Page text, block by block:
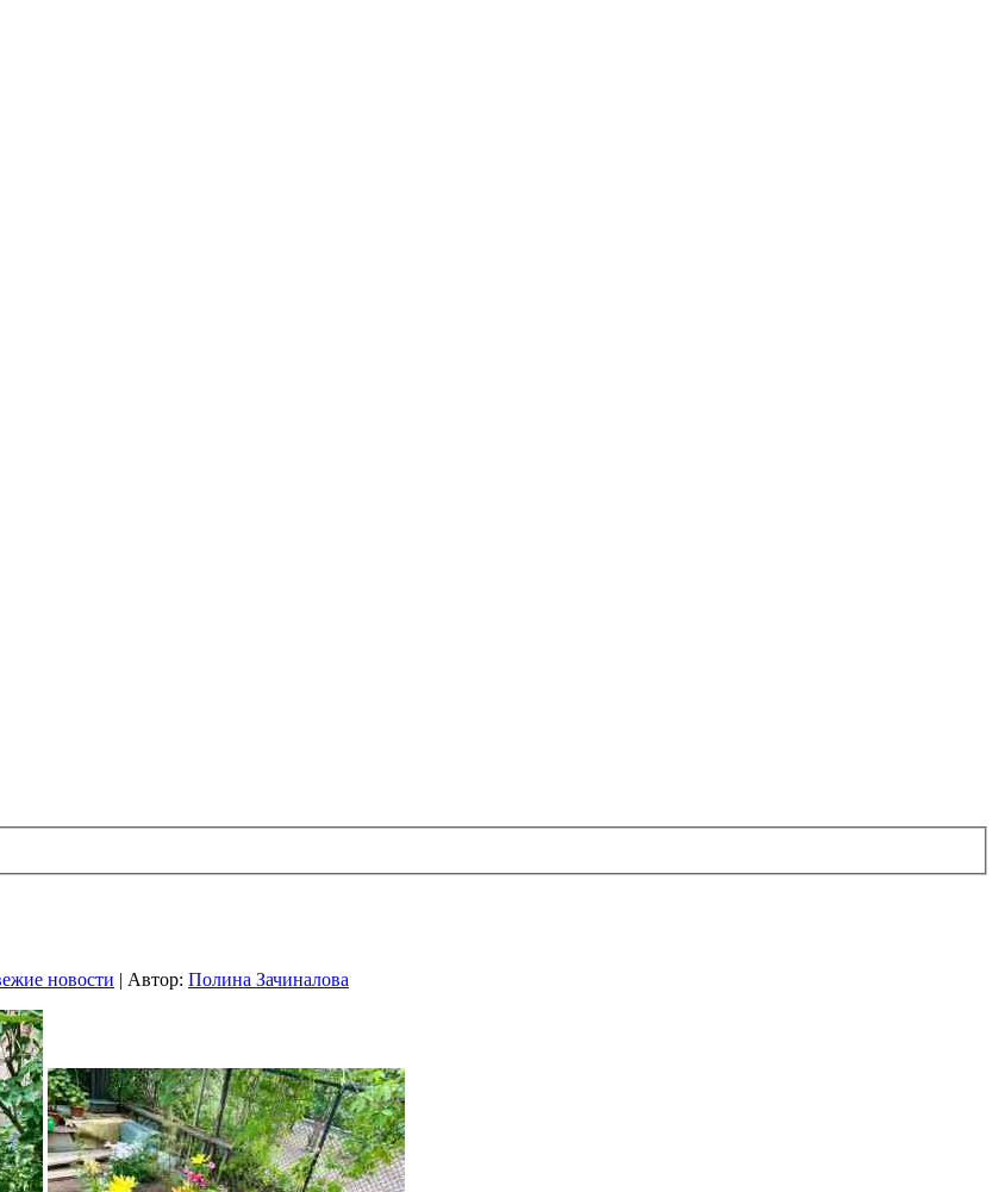
новости Автор: Полина Зачиналова